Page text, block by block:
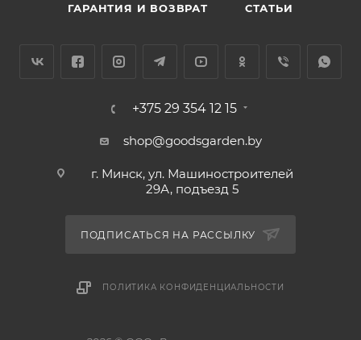
ГАРАНТИЯ И ВОЗВРАТ СТАТЬИ
+375 29 354 12 15
shop@goodsgarden.by
г. Минск, ул. Машиностроителей
29А, подъезд 5
ПОДПИСАТЬСЯ НА РАССЫЛКУ
ПОЛИТИКА КОНФИДЕНЦИАЛЬНОСТИ